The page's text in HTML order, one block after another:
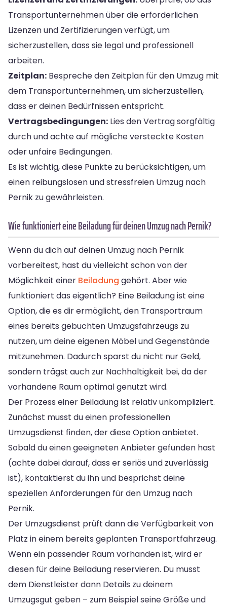
Transportunternehmen über die erforderlichen
Lizenzen und Zertifizierungen verfügt, um
sicherzustellen, dass sie legal und professionell
arbeiten.
Zeitplan: Bespreche den Zeitplan für den Umzug mit
dem Transportunternehmen, um sicherzustellen,
dass er deinen Bedürfnissen entspricht.
Vertragsbedingungen: Lies den Vertrag sorgfältig
durch und achte auf mögliche versteckte Kosten
oder unfaire Bedingungen.
Es ist wichtig, diese Punkte zu berücksichtigen, um
einen reibungslosen und stressfreien Umzug nach
Pernik zu gewährleisten.
Wie funktioniert eine Beiladung für deinen Umzug nach Pernik?
Wenn du dich auf deinen Umzug nach Pernik
vorbereitest, hast du vielleicht schon von der
Möglichkeit einer Beiladung gehört. Aber wie
funktioniert das eigentlich? Eine Beiladung ist eine
Option, die es dir ermöglicht, den Transportraum
eines bereits gebuchten Umzugsfahrzeugs zu
nutzen, um deine eigenen Möbel und Gegenstände
mitzunehmen. Dadurch sparst du nicht nur Geld,
sondern trägst auch zur Nachhaltigkeit bei, da der
vorhandene Raum optimal genutzt wird.
Der Prozess einer Beiladung ist relativ unkompliziert.
Zunächst musst du einen professionellen
Umzugsdienst finden, der diese Option anbietet.
Sobald du einen geeigneten Anbieter gefunden hast
(achte dabei darauf, dass er seriös und zuverlässig
ist), kontaktierst du ihn und besprichst deine
speziellen Anforderungen für den Umzug nach
Pernik.
Der Umzugsdienst prüft dann die Verfügbarkeit von
Platz in einem bereits geplanten Transportfahrzeug.
Wenn ein passender Raum vorhanden ist, wird er
diesen für deine Beiladung reservieren. Du musst
dem Dienstleister dann Details zu deinem
Umzugsgut geben – zum Beispiel seine Größe und